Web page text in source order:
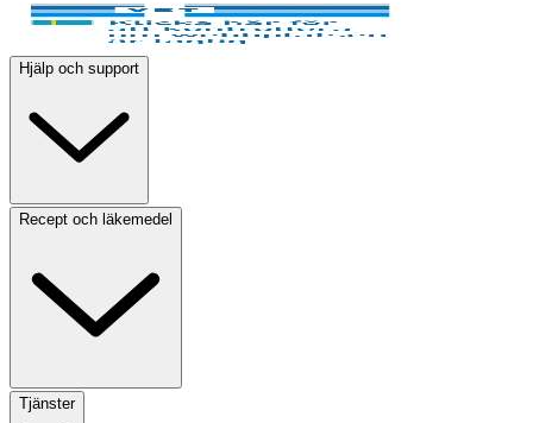
Hjälp och support
Recept och läkemedel
Tjänster